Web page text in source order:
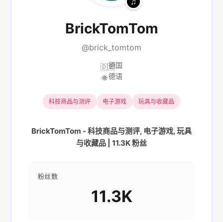
BrickTomTom
@brick_tomtom
🇩🇪德国
🌐 德语
科技商品与测评 电子游戏 玩具与收藏品
BrickTomTom - 科技商品与测评, 电子游戏, 玩具
与收藏品 | 11.3K 粉丝
粉丝数
11.3K